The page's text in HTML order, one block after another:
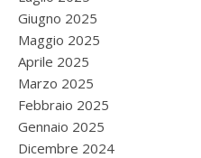
Giugno 2025
Maggio 2025
Aprile 2025
Marzo 2025
Febbraio 2025
Gennaio 2025
Dicembre 2024